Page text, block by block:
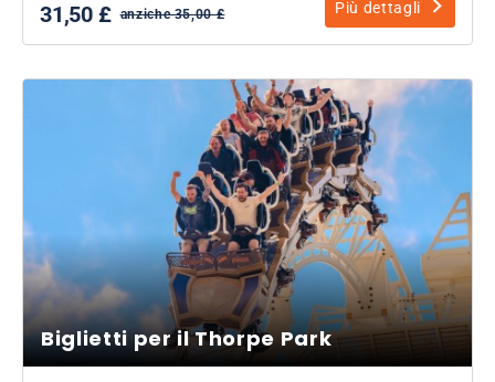
31,50 £ anziche 35,00 £ Più dettagli
Biglietti per il Thorpe Park